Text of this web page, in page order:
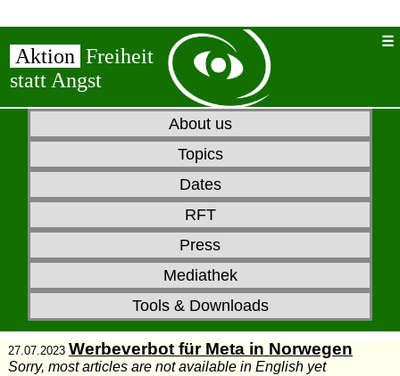
Aktion Freiheit
statt Angst
About us
Topics
Dates
RFT
Press
Mediathek
Tools & Downloads
27.07.2023 Werbeverbot für Meta in Norwegen
Sorry, most articles are not available in English yet